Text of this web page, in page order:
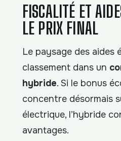
FISCALITÉ ET
LE PRIX FINAL
Le paysage des aides
classement dans un
hybride. Si le bonus
concentre désormais
électrique, l’hybride
avantages.